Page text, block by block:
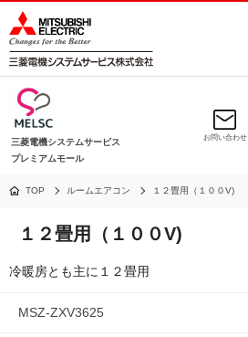
三菱電機システムサービス
プレミアムモール
お問い合わせ
TOP ルームエアコン １２畳用（１００V)
１２畳用（１００V)
冷暖房とも主に１２畳用
MSZ-ZXV3625